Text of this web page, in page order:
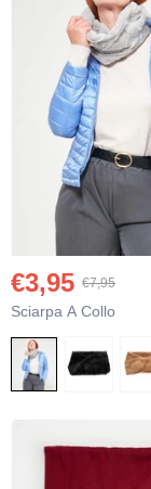
Sciarpa A Collo
€7,95
€3,95